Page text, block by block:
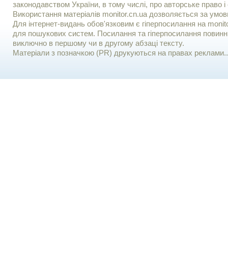
законодавством України, в тому числі, про авторське право і
Використання матерiалiв monitor.cn.ua дозволяється за
Для iнтернет-видань обов'язковим є гiперпосилання на
для пошукових систем. Посилання та гіперпосилання
виключно в першому чи в другому абзаці тексту.
Матеріали з позначкою (PR) друкуються на правах реклами..